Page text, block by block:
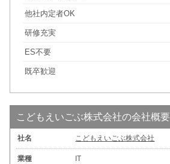
他社内定者OK
研修充実
ES不要
既卒歓迎
こどもえいごぶ株式会社の会社概要
社名 こどもえいごぶ株式会社
業種 IT